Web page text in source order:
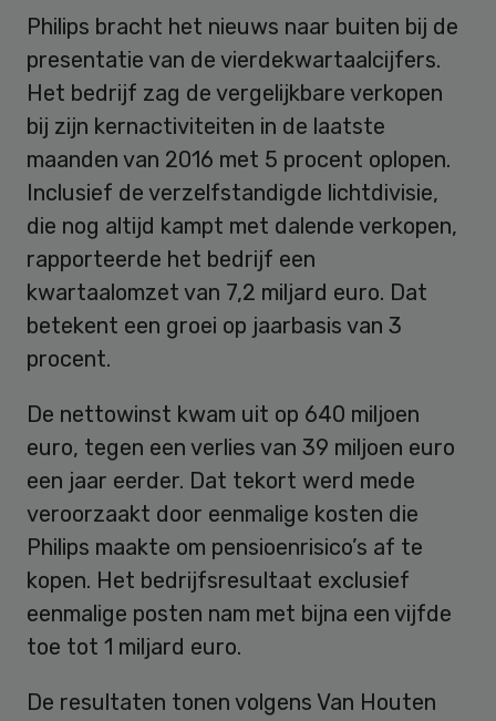
Philips bracht het nieuws naar buiten bij de
presentatie van de vierdekwartaalcijfers.
Het bedrijf zag de vergelijkbare verkopen
bij zijn kernactiviteiten in de laatste
maanden van 2016 met 5 procent oplopen.
Inclusief de verzelfstandigde lichtdivisie,
die nog altijd kampt met dalende verkopen,
rapporteerde het bedrijf een
kwartaalomzet van 7,2 miljard euro. Dat
betekent een groei op jaarbasis van 3
procent.
De nettowinst kwam uit op 640 miljoen
euro, tegen een verlies van 39 miljoen euro
een jaar eerder. Dat tekort werd mede
veroorzaakt door eenmalige kosten die
Philips maakte om pensioenrisico’s af te
kopen. Het bedrijfsresultaat exclusief
eenmalige posten nam met bijna een vijfde
toe tot 1 miljard euro.
De resultaten tonen volgens Van Houten